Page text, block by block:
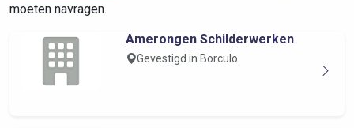
moeten navragen.
Amerongen Schilderwerken
Gevestigd in Borculo